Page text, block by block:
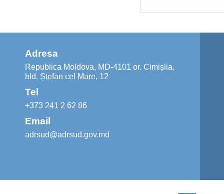
Adresa
Republica Moldova, MD-4101 or. Cimișlia,
bld. Ștefan cel Mare, 12
Tel
+373 241 2 62 86
Email
adrsud@adrsud.gov.md